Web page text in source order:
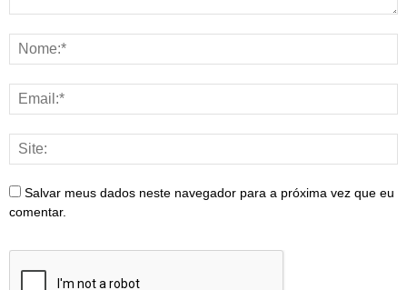
Salvar meus dados neste navegador para a próxima vez que eu
comentar.